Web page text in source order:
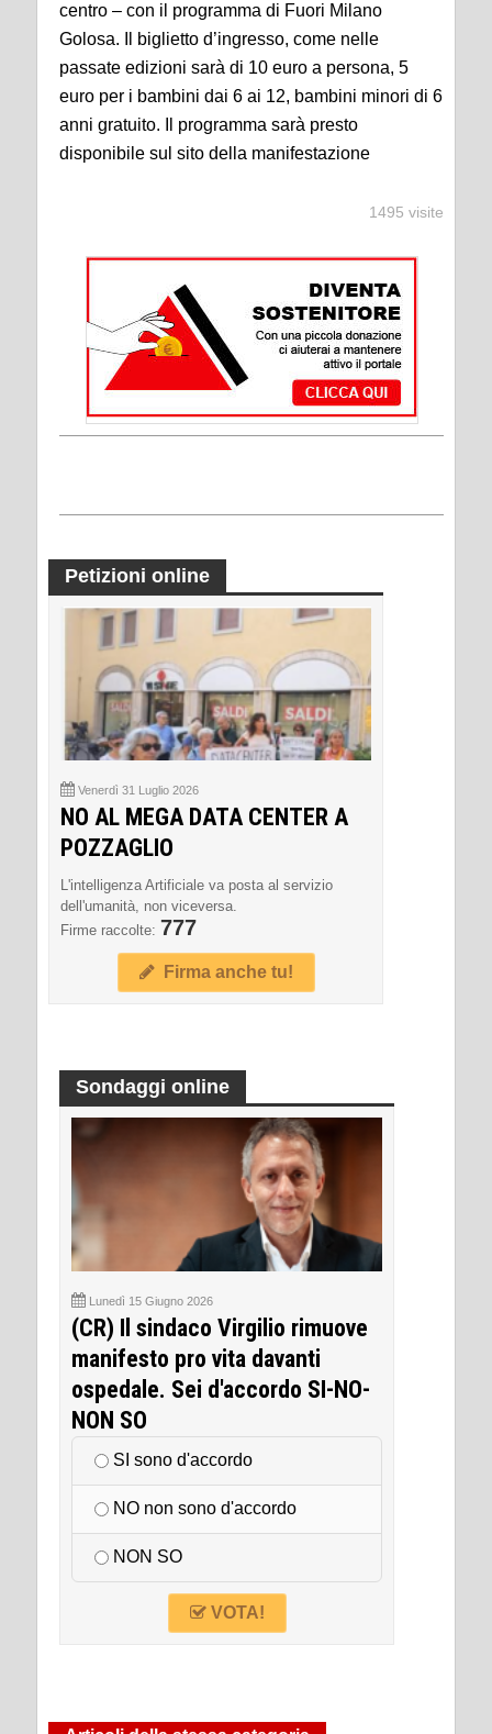
centro – con il programma di Fuori Milano
Golosa. Il biglietto d’ingresso, come nelle
passate edizioni sarà di 10 euro a persona, 5
euro per i bambini dai 6 ai 12, bambini minori di 6
anni gratuito. Il programma sarà presto
disponibile sul sito della manifestazione
1495 visite
Petizioni online
Venerdì 31 Luglio 2026
NO AL MEGA DATA CENTER A
POZZAGLIO
L'intelligenza Artificiale va posta al servizio
dell'umanità, non viceversa.
Firme raccolte: 777
Firma anche tu!
Sondaggi online
Lunedì 15 Giugno 2026
(CR) Il sindaco Virgilio rimuove
manifesto pro vita davanti
ospedale. Sei d'accordo SI-NO-
NON SO
SI sono d'accordo
NO non sono d'accordo
NON SO
VOTA!